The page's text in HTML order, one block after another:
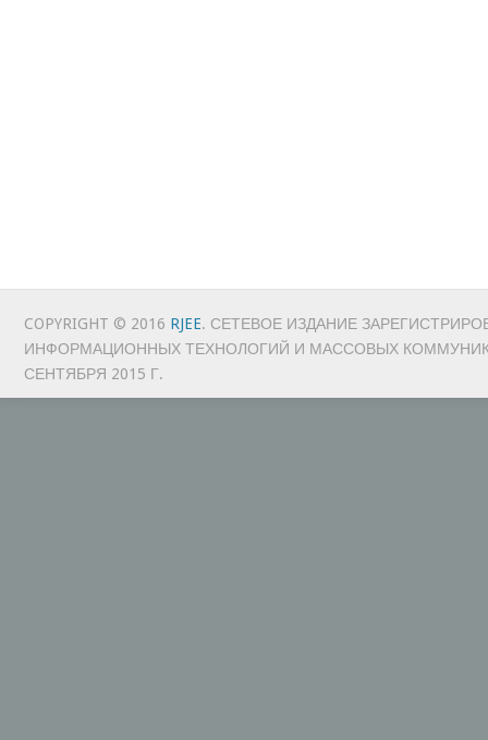
COPYRIGHT © 2016 RJEE. СЕТЕВОЕ ИЗДАНИЕ
ИНФОРМАЦИОННЫХ ТЕХНОЛОГИЙ И МАССОВЫХ
СЕНТЯБРЯ 2015 Г.